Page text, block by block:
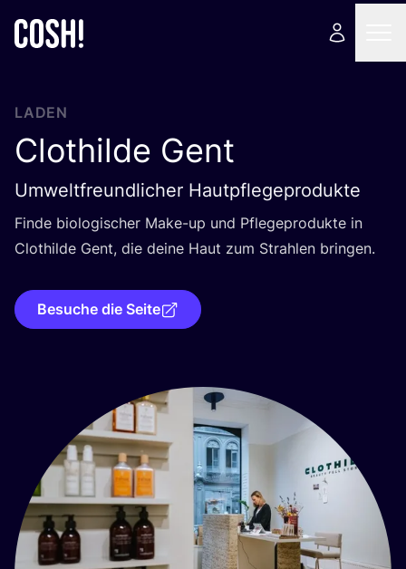
LADEN
Clothilde Gent
Umweltfreundlicher Hautpflegeprodukte
Fin­de bio­lo­gi­scher Make-up und Pfle­ge­pro­duk­te in
Clot­hil­de Gent, die dei­ne Haut zum Strah­len bringen.
Besuche die Seite